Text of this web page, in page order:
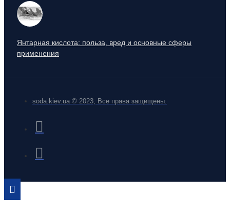
Янтарная кислота: польза, вред и основные сферы
применения
soda.kiev.ua © 2023, Все права защищены.